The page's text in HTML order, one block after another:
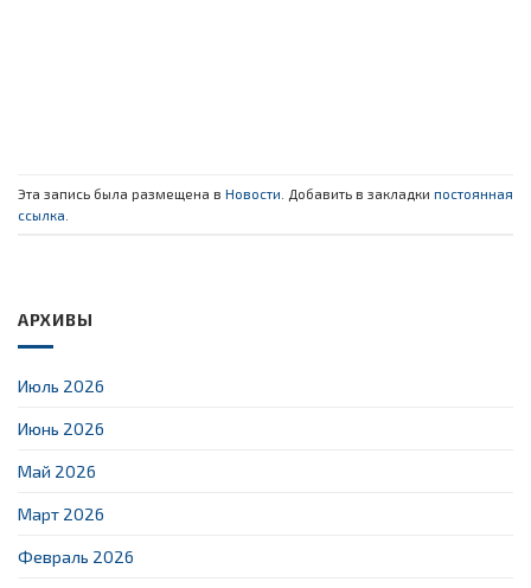
Эта запись была размещена в Новости . Добавить в закладки постоянная
ссылка
АРХИВЫ
Июль 2026
Июнь 2026
Май 2026
Март 2026
Февраль 2026